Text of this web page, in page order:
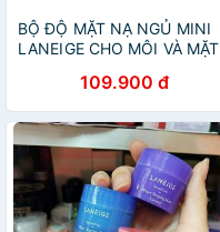
BỘ ĐỘ MẶT NẠ NGỦ MINI
LANEIGE CHO MÔI VÀ MẶT
109.900 đ